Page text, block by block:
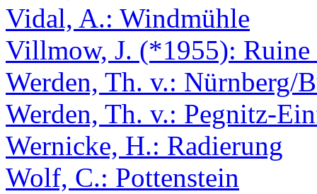
Vidal, A.: Windmühle
Villmow, J. (*1955):
Werden, Th. v.: Nürnberg/
Werden, Th. v.: Pegnitz-
Wernicke, H.: Radierung
Wolf, C.: Pottenstein